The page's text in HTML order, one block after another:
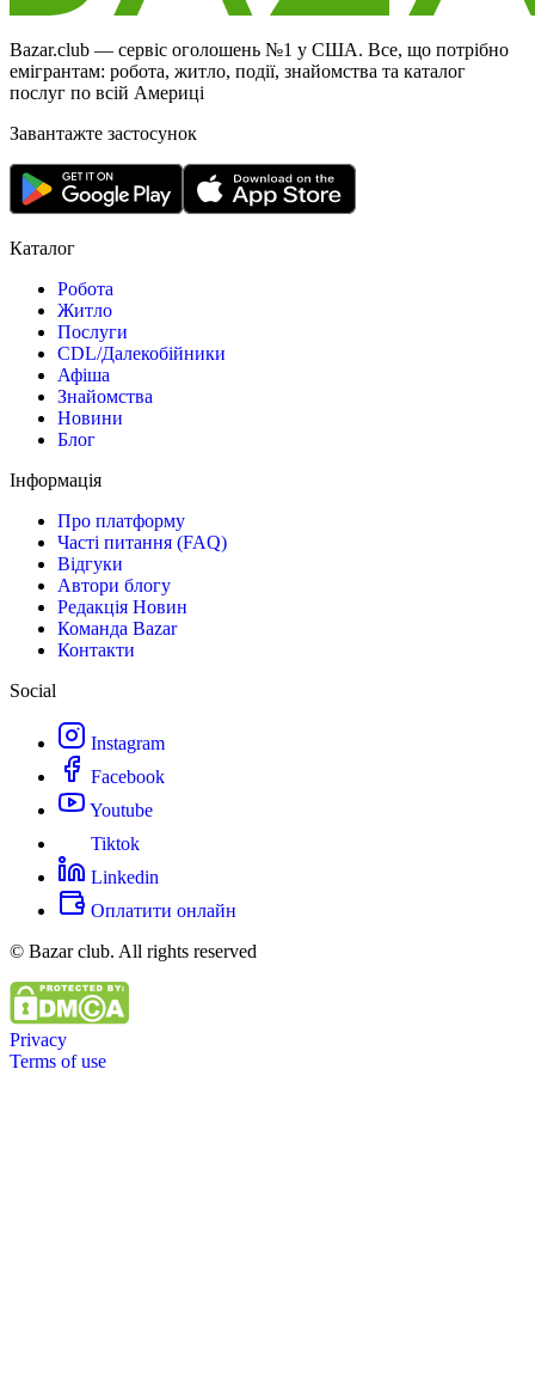
Bazar.club — сервіс оголошень №1 у США. Все, що потрібно
емігрантам: робота, житло, події, знайомства та каталог
послуг по всій Америці
Завантажте застосунок
Каталог
Робота
Житло
Послуги
CDL/Далекобійники
Афіша
Знайомства
Новини
Блог
Інформація
Про платформу
Часті питання (FAQ)
Відгуки
Автори блогу
Редакція Новин
Команда Bazar
Контакти
Social
Instagram
Facebook
Youtube
Tiktok
Linkedin
Оплатити онлайн
© Bazar club. All rights reserved
Privacy
Terms of use